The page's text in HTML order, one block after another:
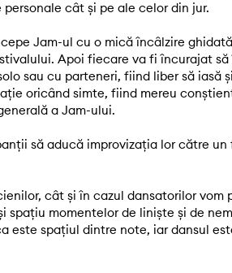
cât și pe ale celor din jur.
Jam-ul cu o mică încâlzire
Apoi fiecare va fi încurajat
sau cu parteneri, fiind liber să iasă
oricând simte, fiind mereu
a Jam-ului.
să aducă improvizația lor către un
cât și în cazul dansatorilor vom
spațiu momentelor de liniște și de
este spațiul dintre note, iar dansul